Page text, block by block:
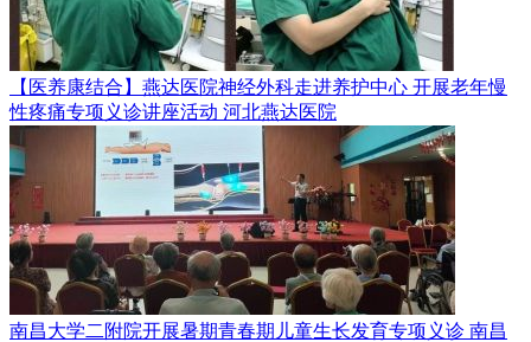
【医养康结合】燕达医院神经外科走进养护中心 开展老年慢
性疼痛专项义诊讲座活动 河北燕达医院
南昌大学二附院开展暑期青春期儿童生长发育专项义诊 南昌